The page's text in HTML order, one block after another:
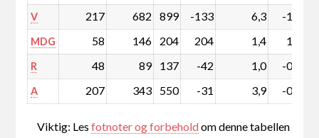
V 217 682 899 -133 6,3 -1,8
MDG 58 146 204 204 1,4 1,4
R 48 89 137 -42 1,0 -0,4
A 207 343 550 -31 3,9 -0,7
Viktig: Lesfotnoter og forbeholdom denne tabellen